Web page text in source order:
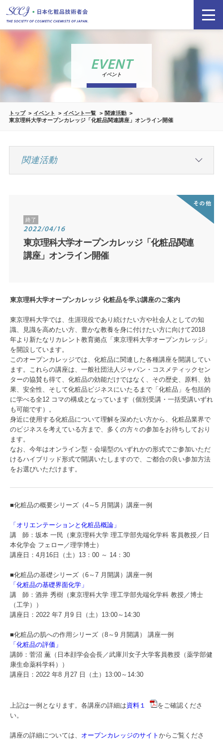
EVENT
イベント
トップ イベント イベント一覧
関連活動
東京理科大学オープンカレッジ「化粧品関連講座」オンライン開催
終了
2022/04/16
東京理科大学オープンカレッジ「化粧品関連
講座」オンライン開催
東京理科大学オープンカレッジ 化粧品を学ぶ講座のご案内
東京理科大学では、生涯現役であり続けたい方や社会人としての知
識、見識を高めたい方、豊かな教養を身に付けたい方に向けて2018
年より新たなリカレント教育拠点「東京理科大学オープンカレッジ」
を開設しています。
このオープンカレッジでは、化粧品に関連した各種講座を開講してい
ます。これらの講座は、一般社団法人ジャパン・コスメティックセン
ターの協賛も得て、化粧品の効能だけではなく、その歴史、原料、効
果、安全性、そして化粧品ビジネスにいたるまで「化粧品」を包括的
に学べる全12 コマの構成となっています（個別受講・一括受講いずれ
も可能です）。
身近に使用する化粧品について理解を深めたい方から、化粧品業界で
のビジネスを考えている方まで、多くの方々の参加をお待ちしており
ます。
なお、今年はオンライン型・会場型のいずれかの形式でご参加いただ
けるハイブリッド形式で開講いたしますので、ご都合の良い参加方法
をお選びいただけます。
■化粧品の概要シリーズ（4～5 月開講）講座一例
「オリエンテーションと化粧品概論」
講 師：坂本 一民（東京理科大学 理工学部先端化学科 客員教授／日
本化学会 フェロー／理学博士）
講座日：4月16日（土）13：00 ～ 14：30
■化粧品の基礎シリーズ（6～7 月開講）講座一例
「化粧品の基礎界面化学」
講 師：酒井 秀樹（東京理科大学 理工学部先端化学科 教授／博士
（工学））
講座日：2022 年7 月9 日（土）13:00～14:30
■化粧品の肌への作用シリーズ（8～9 月開講） 講座一例
「化粧品の評価」
講師：菅沼 薫（日本顔学会会⾧／武庫川女子大学客員教授（薬学部健
康生命薬科学科））
講座日：2022 年8 月27 日（土）13:00～14:30
上記は一例となります。各講座の詳細は資料１
をご確認くださ
い。
講座の詳細については、 オープンカレッジのサイト からご覧くださ